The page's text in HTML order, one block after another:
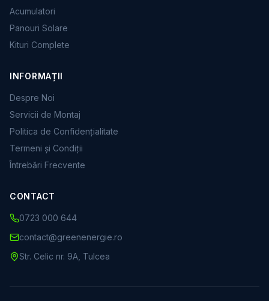
Acumulatori
Panouri Solare
Kituri Complete
INFORMAȚII
Despre Noi
Servicii de Montaj
Politica de Confidențialitate
Termeni și Condiții
Întrebări Frecvente
CONTACT
0723 000 644
contact@greenenergie.ro
Str. Celic nr. 9A, Tulcea